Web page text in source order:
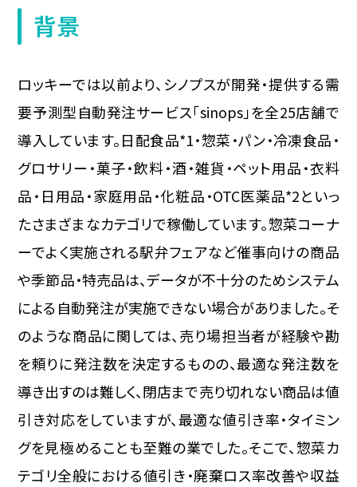
背景
ロッキーでは以前より、シノプスが開発・提供する需
要予測型自動発注サービス「sinops」を全25店舗で
導入しています。日配食品*1・惣菜・パン・冷凍食品・
グロサリー・菓子・飲料・酒・雑貨・ペット用品・衣料
品・日用品・家庭用品・化粧品・OTC医薬品*2といっ
たさまざまなカテゴリで稼働しています。惣菜コーナ
ーでよく実施される駅弁フェアなど催事向けの商品
や季節品・特売品は、データが不十分のためシステム
による自動発注が実施できない場合がありました。そ
のような商品に関しては、売り場担当者が経験や勘
を頼りに発注数を決定するものの、最適な発注数を
導き出すのは難しく、閉店まで売り切れない商品は値
引き対応をしていますが、最適な値引き率・タイミン
グを見極めることも至難の業でした。そこで、惣菜カ
テゴリ全般における値引き・廃棄ロス率改善や収益